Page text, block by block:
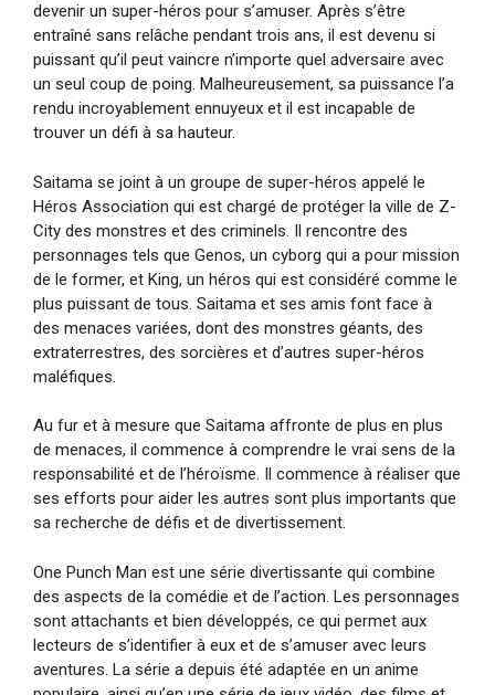
devenir un super-héros pour s’amuser. Après s’être
entraîné sans relâche pendant trois ans, il est devenu si
puissant qu’il peut vaincre n’importe quel adversaire avec
un seul coup de poing. Malheureusement, sa puissance l’a
rendu incroyablement ennuyeux et il est incapable de
trouver un défi à sa hauteur.
Saitama se joint à un groupe de super-héros appelé le
Héros Association qui est chargé de protéger la ville de Z-
City des monstres et des criminels. Il rencontre des
personnages tels que Genos, un cyborg qui a pour mission
de le former, et King, un héros qui est considéré comme le
plus puissant de tous. Saitama et ses amis font face à
des menaces variées, dont des monstres géants, des
extraterrestres, des sorcières et d’autres super-héros
maléfiques.
Au fur et à mesure que Saitama affronte de plus en plus
de menaces, il commence à comprendre le vrai sens de la
responsabilité et de l’héroïsme. Il commence à réaliser que
ses efforts pour aider les autres sont plus importants que
sa recherche de défis et de divertissement.
One Punch Man est une série divertissante qui combine
des aspects de la comédie et de l’action. Les personnages
sont attachants et bien développés, ce qui permet aux
lecteurs de s’identifier à eux et de s’amuser avec leurs
aventures. La série a depuis été adaptée en un anime